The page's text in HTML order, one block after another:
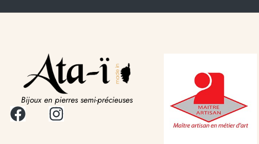
Bijoux en pierres semi-précieuses